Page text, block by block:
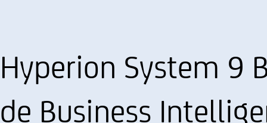
Hyperion System 9
de Business